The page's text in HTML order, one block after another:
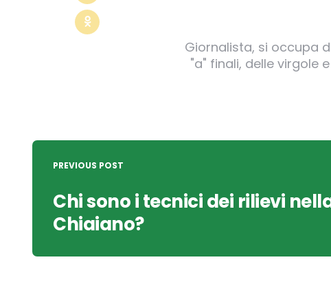
Giornalista, si occupa
"a" finali, delle virgole
Post
navigation
PREVIOUS POST
Chi sono i tecnici dei rilievi
Chiaiano?